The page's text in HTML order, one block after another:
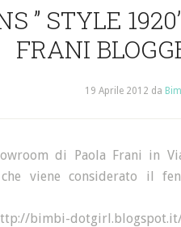
” STYLE
FRANI
19 Aprile 2012 da
di Paola Frani in
viene considerato il
dotgirl.blogspot.it/